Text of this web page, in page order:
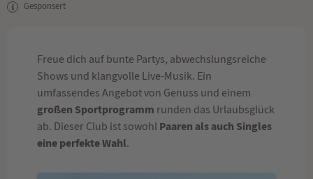
Gesponsert
Freue dich auf bunte Partys, abwechslungsreiche
Shows und klangvolle Live-Musik. Ein
umfassendes Angebot von Genuss und einem
großen Sportprogramm runden das Urlaubsglück
ab. Dieser Club ist sowohl Paaren als auch Singles
eine perfekte Wahl.